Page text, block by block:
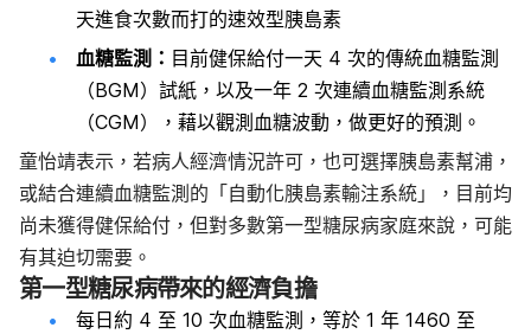
天進食次數而打的速效型胰島素
血糖監測： 目前健保給付一天 4 次的傳統血糖監測
（BGM）試紙，以及一年 2 次連續血糖監測系統
（CGM），藉以觀測血糖波動，做更好的預測。
童怡靖表示，若病人經濟情況許可，也可選擇胰島素幫浦，
或結合連續血糖監測的「自動化胰島素輸注系統」，目前均
尚未獲得健保給付，但對多數第一型糖尿病家庭來說，可能
有其迫切需要。
第一型糖尿病帶來的經濟負擔
每日約 4 至 10 次血糖監測，等於 1 年 1460 至